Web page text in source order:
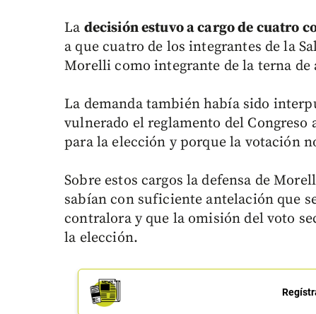
La decisión estuvo a cargo de cuatro
a que cuatro de los integrantes de la
Morelli como integrante de la terna de
La demanda también había sido
vulnerado el reglamento del
para la elección y porque la votación
Sobre estos cargos la defensa de
sabían con suficiente antelación que
contralora y que la omisión del voto
la elección.